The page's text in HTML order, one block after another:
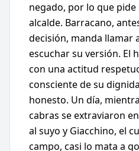
negado, por lo que
alcalde. Barracano,
decisión, manda llamar
escuchar su versión. El
con una actitud
consciente de su
honesto. Un día,
cabras se extraviaron
al suyo y Giacchino, el
campo, casi lo mata a